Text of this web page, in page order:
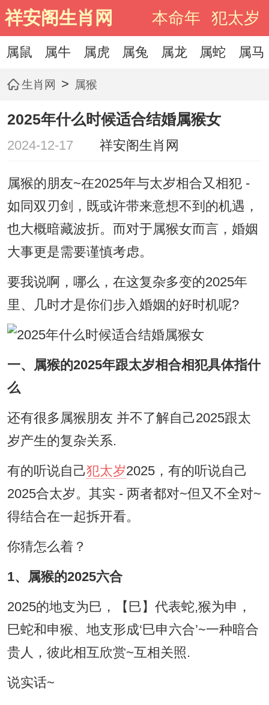
祥安阁生肖网 本命年 犯太岁
属鼠 属牛 属虎 属兔 属龙 属蛇 属马
生肖网 > 属猴
2025年什么时候适合结婚属猴女
2024-12-17 祥安阁生肖网
属猴的朋友~在2025年与太岁相合又相犯 -
如同双刃剑，既或许带来意想不到的机遇，
也大概暗藏波折。而对于属猴女而言，婚姻
大事更是需要谨慎考虑。
要我说啊，哪么，在这复杂多变的2025年
里、几时才是你们步入婚姻的好时机呢?
一、属猴的2025年跟太岁相合相犯具体指什
么
还有很多属猴朋友 并不了解自己2025跟太
岁产生的复杂关系.
有的听说自己犯太岁2025，有的听说自己
2025合太岁。其实 - 两者都对~但又不全对~
得结合在一起拆开看。
你猜怎么着？
1、属猴的2025六合
2025的地支为巳，【巳】代表蛇,猴为申，
巳蛇和申猴、地支形成‘巳申六合’~一种暗合
贵人，彼此相互欣赏~互相关照.
说实话~